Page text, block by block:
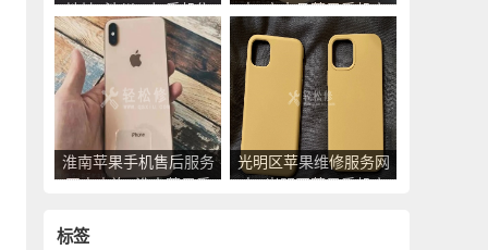
地址_池州一加手机售
后维修点查询
点_宜丰县苹果手机官
方授权售后维修中心地
址电话
淮南苹果手机售后服务
网点查询_淮南苹果手
光明区苹果维修服务网
点_光明区苹果手机官
标签